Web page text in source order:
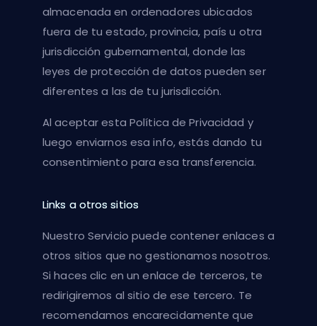
almacenada en ordenadores ubicados
fuera de tu estado, provincia, país u otra
jurisdicción gubernamental, donde las
leyes de protección de datos pueden ser
diferentes a las de tu jurisdicción.
Al aceptar esta Política de Privacidad y
luego enviarnos esa info, estás dando tu
consentimiento para esa transferencia.
Links a otros sitios
Nuestro Servicio puede contener enlaces a
otros sitios que no gestionamos nosotros.
Si haces clic en un enlace de terceros, te
redirigiremos al sitio de ese tercero. Te
recomendamos encarecidamente que